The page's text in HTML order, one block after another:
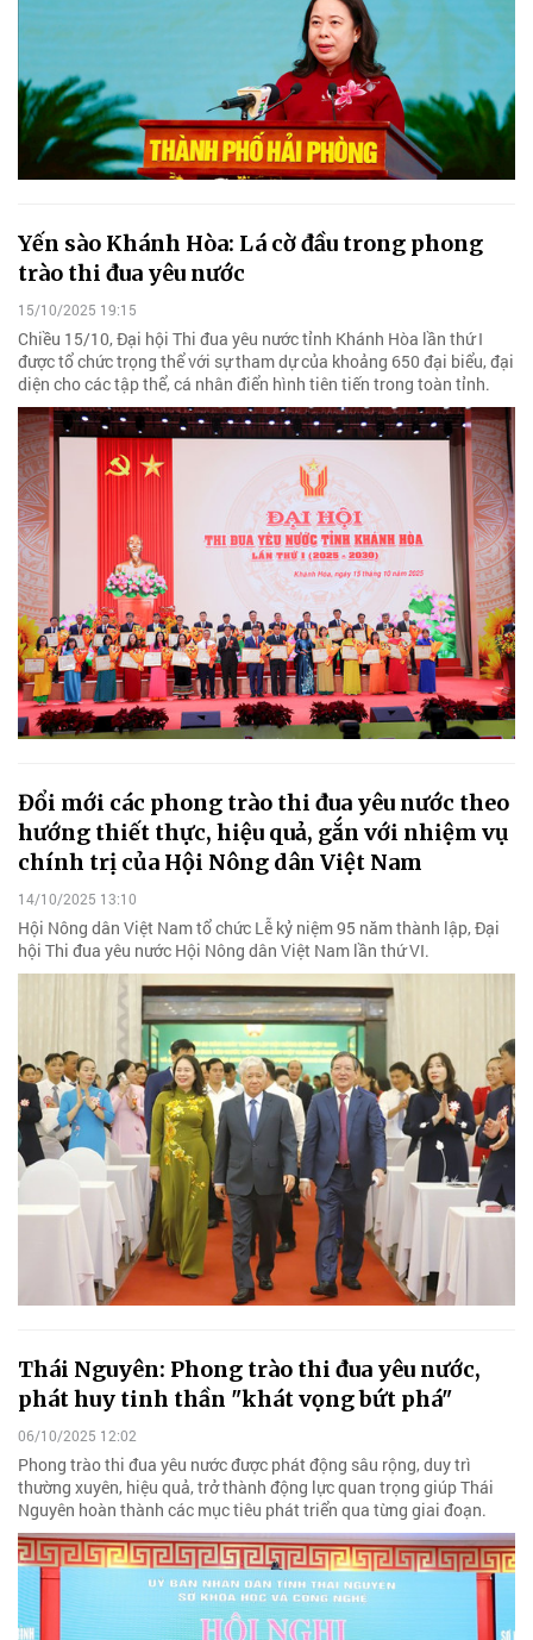
Yến sào Khánh Hòa: Lá cờ đầu trong phong
trào thi đua yêu nước
15/10/2025 19:15
Chiều 15/10, Đại hội Thi đua yêu nước tỉnh Khánh Hòa lần thứ I
được tổ chức trọng thể với sự tham dự của khoảng 650 đại biểu, đại
diện cho các tập thể, cá nhân điển hình tiên tiến trong toàn tỉnh.
Đổi mới các phong trào thi đua yêu nước theo
hướng thiết thực, hiệu quả, gắn với nhiệm vụ
chính trị của Hội Nông dân Việt Nam
14/10/2025 13:10
Hội Nông dân Việt Nam tổ chức Lễ kỷ niệm 95 năm thành lập, Đại
hội Thi đua yêu nước Hội Nông dân Việt Nam lần thứ VI.
Thái Nguyên: Phong trào thi đua yêu nước,
phát huy tinh thần "khát vọng bứt phá"
06/10/2025 12:02
Phong trào thi đua yêu nước được phát động sâu rộng, duy trì
thường xuyên, hiệu quả, trở thành động lực quan trọng giúp Thái
Nguyên hoàn thành các mục tiêu phát triển qua từng giai đoạn.